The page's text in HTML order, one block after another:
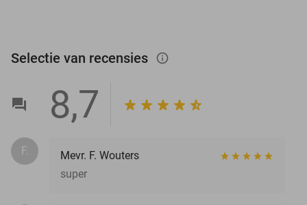
Selectie van recensies info_outlined
8,7
F.
Mevr. F. Wouters
super